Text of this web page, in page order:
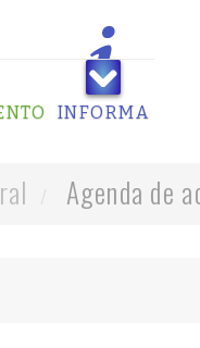
INFORMA
Agenda de